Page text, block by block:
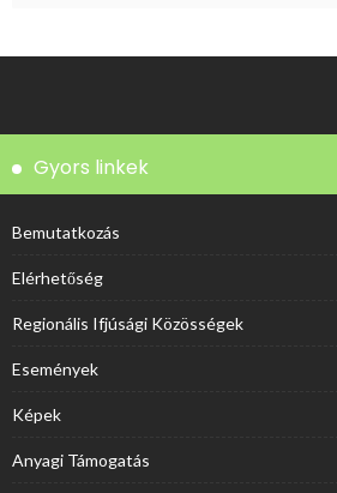
Gyors linkek
Bemutatkozás
Elérhetőség
Regionális Ifjúsági Közösségek
Események
Képek
Anyagi Támogatás